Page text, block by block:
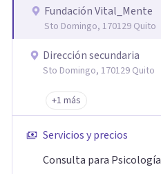
Fundación Vital_Mente
Sto Domingo, 170129 Quito
Dirección secundaria
Sto Domingo, 170129 Quito
+1 más
Servicios y precios
Consulta para Psicología